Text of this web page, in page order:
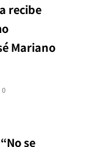
recibe
Mariano
0
se